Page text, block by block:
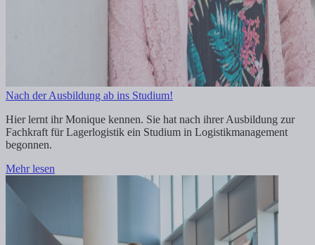
Nach der Ausbildung ab ins Studium!
Hier lernt ihr Monique kennen. Sie hat nach ihrer Ausbildung zur
Fachkraft für Lagerlogistik ein Studium in Logistikmanagement
begonnen.
Mehr lesen